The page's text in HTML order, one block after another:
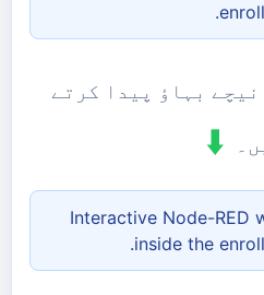
بہاؤ پیدا کرتے
⬇️
Interactive Node-RED
inside the